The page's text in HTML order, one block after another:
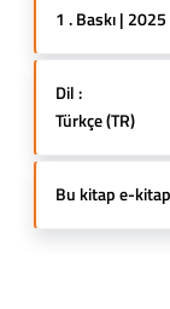
1 . Baskı | 2025
Dil :
Türkçe (TR)
Bu kitap e-